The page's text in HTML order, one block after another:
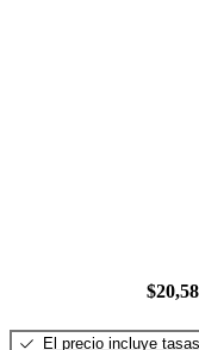
El precio incluye tasas